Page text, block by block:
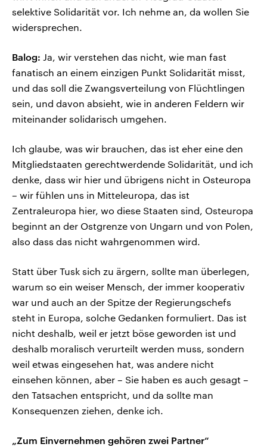
selektive Solidarität vor. Ich nehme an, da wollen Sie
widersprechen.
Balog: Ja, wir verstehen das nicht, wie man fast
fanatisch an einem einzigen Punkt Solidarität misst,
und das soll die Zwangsverteilung von Flüchtlingen
sein, und davon absieht, wie in anderen Feldern wir
miteinander solidarisch umgehen.
Ich glaube, was wir brauchen, das ist eher eine den
Mitgliedstaaten gerechtwerdende Solidarität, und ich
denke, dass wir hier und übrigens nicht in Osteuropa
– wir fühlen uns in Mitteleuropa, das ist
Zentraleuropa hier, wo diese Staaten sind, Osteuropa
beginnt an der Ostgrenze von Ungarn und von Polen,
also dass das nicht wahrgenommen wird.
Statt über Tusk sich zu ärgern, sollte man überlegen,
warum so ein weiser Mensch, der immer kooperativ
war und auch an der Spitze der Regierungschefs
steht in Europa, solche Gedanken formuliert. Das ist
nicht deshalb, weil er jetzt böse geworden ist und
deshalb moralisch verurteilt werden muss, sondern
weil etwas eingesehen hat, was andere nicht
einsehen können, aber – Sie haben es auch gesagt –
den Tatsachen entspricht, und da sollte man
Konsequenzen ziehen, denke ich.
„Zum Einvernehmen gehören zwei Partner“